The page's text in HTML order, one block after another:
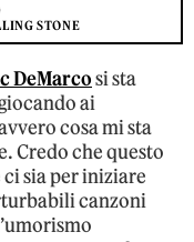
STONE
DeMarcosi sta
ai
cosa mi sta
Credo che questo
sia per iniziare
canzoni